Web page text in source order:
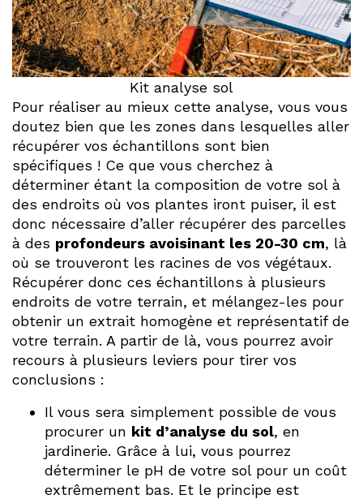
Kit analyse sol
Pour réaliser au mieux cette analyse, vous vous
doutez bien que les zones dans lesquelles aller
récupérer vos échantillons sont bien
spécifiques ! Ce que vous cherchez à
déterminer étant la composition de votre sol à
des endroits où vos plantes iront puiser, il est
donc nécessaire d’aller récupérer des parcelles
à des profondeurs avoisinant les 20-30 cm, là
où se trouveront les racines de vos végétaux.
Récupérer donc ces échantillons à plusieurs
endroits de votre terrain, et mélangez-les pour
obtenir un extrait homogène et représentatif de
votre terrain. A partir de là, vous pourrez avoir
recours à plusieurs leviers pour tirer vos
conclusions :
Il vous sera simplement possible de vous
procurer un kit d’analyse du sol, en
jardinerie. Grâce à lui, vous pourrez
déterminer le pH de votre sol pour un coût
extrêmement bas. Et le principe est